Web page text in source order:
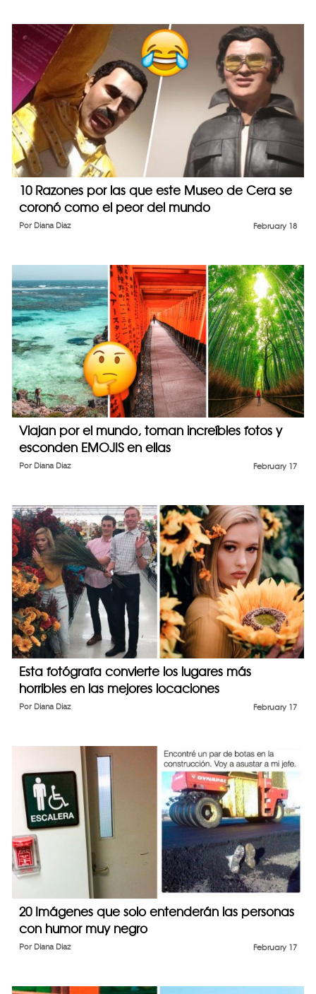
10 Razones por las que este Museo de Cera se
coronó como el peor del mundo
February 18
Por Diana Diaz
Viajan por el mundo, toman increíbles fotos y
esconden EMOJIS en ellas
February 17
Por Diana Diaz
Esta fotógrafa convierte los lugares más
horribles en las mejores locaciones
February 17
Por Diana Diaz
20 Imágenes que solo entenderán las personas
con humor muy negro
February 17
Por Diana Diaz